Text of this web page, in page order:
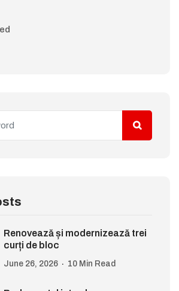
Renovează și modernizează trei
curți de bloc
June 26, 2026 10 Min Read